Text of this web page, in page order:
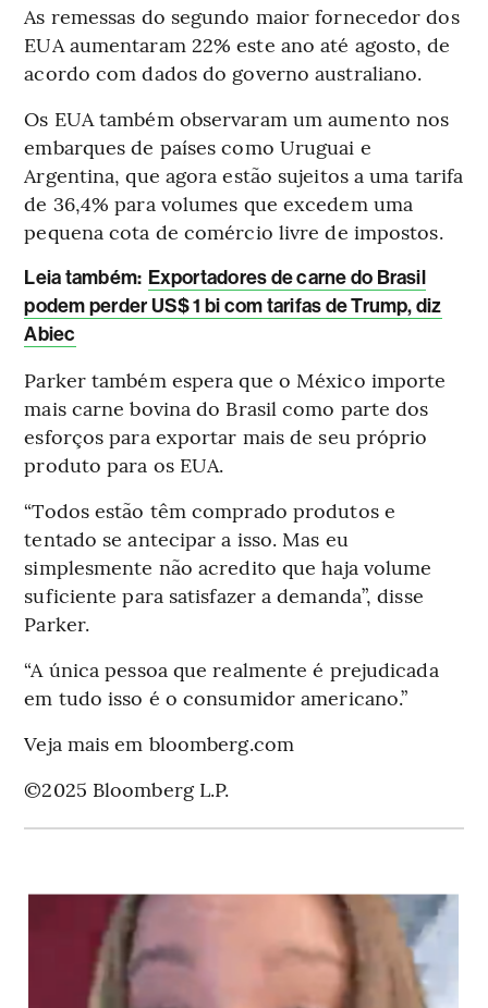
As remessas do segundo maior fornecedor dos
EUA aumentaram 22% este ano até agosto, de
acordo com dados do governo australiano.
Os EUA também observaram um aumento nos
embarques de países como Uruguai e
Argentina, que agora estão sujeitos a uma tarifa
de 36,4% para volumes que excedem uma
pequena cota de comércio livre de impostos.
Leia também: Exportadores de carne do Brasil
podem perder US$ 1 bi com tarifas de Trump, diz
Abiec
Parker também espera que o México importe
mais carne bovina do Brasil como parte dos
esforços para exportar mais de seu próprio
produto para os EUA.
“Todos estão têm comprado produtos e
tentado se antecipar a isso. Mas eu
simplesmente não acredito que haja volume
suficiente para satisfazer a demanda”, disse
Parker.
“A única pessoa que realmente é prejudicada
em tudo isso é o consumidor americano.”
Veja mais em bloomberg.com
©2025 Bloomberg L.P.